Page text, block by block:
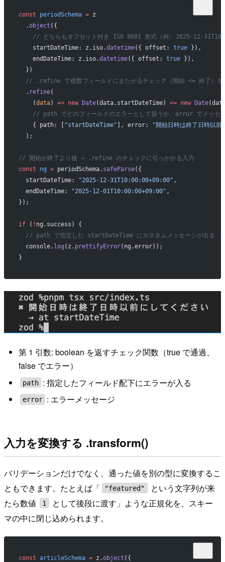
const periodSchema = z
  .
object ({
// どちらもオフセット付き ISO 8601 形式（例: 2025-12-
    startDateTime: z.iso.
datetime({ offset: true }),
    endDateTime: z.iso.
datetime({ offset: true }),
  })
// .refine で複数フィールドにまたがるチェック（開始 <= 終了）を
  .
refine(
    (
data) => new Date(data.startDateTime) <= new Date
// path でどのフィールドのエラーとして扱うか、error でメッセ
    { path: [
"startDateTime" ], error:
"開始日時は終了日時以前
  );
// 開始が終了より後 → .refine のチェックに引っかかる入力
const ng = periodSchema. safeParse({
  startDateTime:
"2025-12-31T10:00:00+09:00" ,
  endDateTime:
"2025-12-01T10:00:00+09:00" ,
});
if ( ! ng.success) {
  // path で指定した startDateTime にカスタムメッセージが出る
  console.
log (z. prettifyError(ng.error));
}
第 1 引数: boolean を返すチェック関数（true で通過、
false でエラー）
path : 指定したフィールド配下にエラーが入る
error : エラーメッセージ
入力を変換する .transform()
バリデーションだけでなく、通った値を別の型に変換するこ
ともできます。たとえば「
"featured"
という文字列が来
たら数値
1
として後段に渡す」ような正規化を、スキー
マの中に閉じ込められます。
const articleSchema = z.object ({